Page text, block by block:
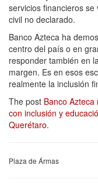
servicios financieros
civil no declarado.
Banco Azteca ha
centro del país o en
responder también en
margen. Es en esos
realmente la inclusión
The post Banco
con inclusión y
Querétaro.
Plaza de Ármas